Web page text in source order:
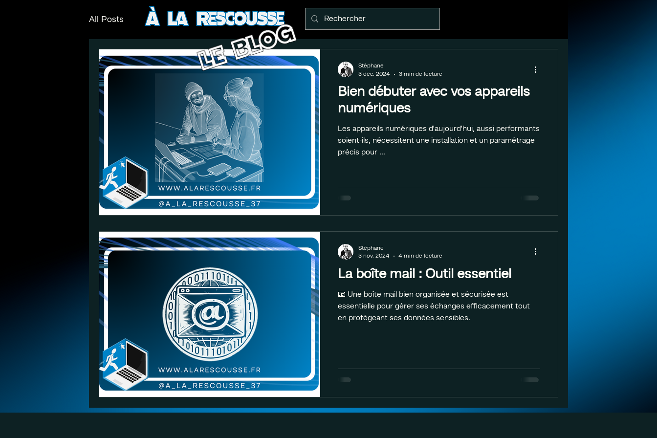
All Posts
Bien débuter avec vos appareils
numériques
Les appareils numériques d’aujourd’hui, aussi performants
soient-ils, nécessitent une installation et un paramétrage
précis pour ...
Stéphane
3 déc. 2024
3 min de lecture
La boîte mail : Outil essentiel
📧 Une boîte mail bien organisée et sécurisée est
essentielle pour gérer ses échanges efficacement tout
en protégeant ses données sensibles.
Stéphane
3 nov. 2024
4 min de lecture
LE BLOG